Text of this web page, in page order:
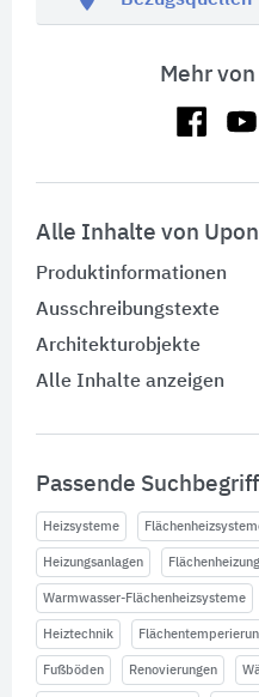
Mehr
Alle Inhalte von
Produktinformationen
Ausschreibungstexte
Architekturobjekte
Alle Inhalte anzeigen
Passende
Heizsysteme
Heizungsanlagen Flächenheizung
Warmwasser-Flächenheizsysteme
Heiztechnik
Fußböden Renovierungen